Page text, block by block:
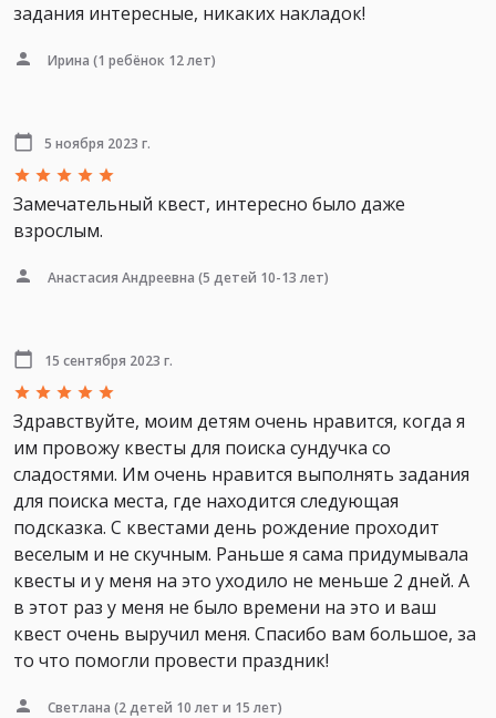
задания интересные, никаких накладок!
Ирина (1 ребёнок 12 лет)
5 ноября 2023 г.
Замечательный квест, интересно было даже
взрослым.
Анастасия Андреевна (5 детей 10-13 лет)
15 сентября 2023 г.
Здравствуйте, моим детям очень нравится, когда я
им провожу квесты для поиска сундучка со
сладостями. Им очень нравится выполнять задания
для поиска места, где находится следующая
подсказка. С квестами день рождение проходит
веселым и не скучным. Раньше я сама придумывала
квесты и у меня на это уходило не меньше 2 дней. А
в этот раз у меня не было времени на это и ваш
квест очень выручил меня. Спасибо вам большое, за
то что помогли провести праздник!
Светлана (2 детей 10 лет и 15 лет)